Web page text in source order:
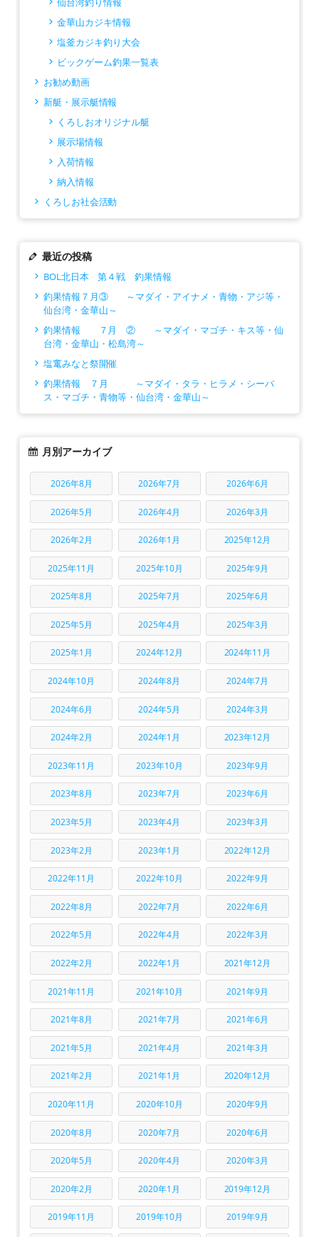
金華山カジキ情報
塩釜カジキ釣り大会
ビックゲーム釣果一覧表
お勧め動画
新艇・展示艇情報
くろしおオリジナル艇
展示場情報
入荷情報
納入情報
くろしお社会活動
最近の投稿
BOL北日本 第４戦 釣果情報
釣果情報７月③ ～マダイ・アイナメ・青物・アジ等・
仙台湾・金華山～
釣果情報 ７月 ② ～マダイ・マゴチ・キス等・仙
台湾・金華山・松島湾～
塩竃みなと祭開催
釣果情報 ７月 ～マダイ・タラ・ヒラメ・シーバ
ス・マゴチ・青物等・仙台湾・金華山～
月別アーカイブ
2026年8月 2026年7月 2026年6月
2026年5月 2026年4月 2026年3月
2026年2月 2026年1月 2025年12月
2025年11月 2025年10月 2025年9月
2025年8月 2025年7月 2025年6月
2025年5月 2025年4月 2025年3月
2025年1月 2024年12月 2024年11月
2024年10月 2024年8月 2024年7月
2024年6月 2024年5月 2024年3月
2024年2月 2024年1月 2023年12月
2023年11月 2023年10月 2023年9月
2023年8月 2023年7月 2023年6月
2023年5月 2023年4月 2023年3月
2023年2月 2023年1月 2022年12月
2022年11月 2022年10月 2022年9月
2022年8月 2022年7月 2022年6月
2022年5月 2022年4月 2022年3月
2022年2月 2022年1月 2021年12月
2021年11月 2021年10月 2021年9月
2021年8月 2021年7月 2021年6月
2021年5月 2021年4月 2021年3月
2021年2月 2021年1月 2020年12月
2020年11月 2020年10月 2020年9月
2020年8月 2020年7月 2020年6月
2020年5月 2020年4月 2020年3月
2020年2月 2020年1月 2019年12月
2019年11月 2019年10月 2019年9月